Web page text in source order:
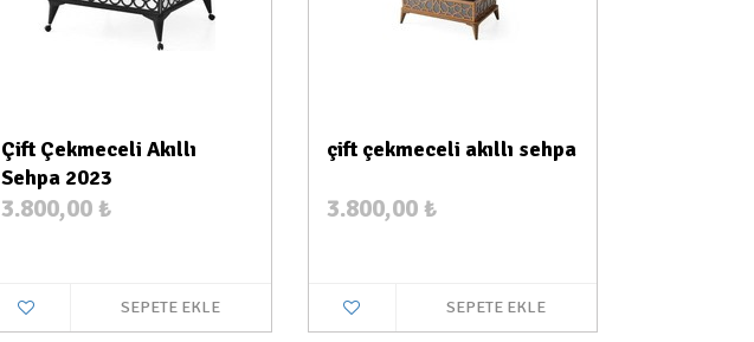
Çift Çekmeceli Akıllı
Sehpa 2023
3.800,00₺
SEPETE EKLE
çift çekmeceli akıllı sehpa
3.800,00₺
SEPETE EKLE